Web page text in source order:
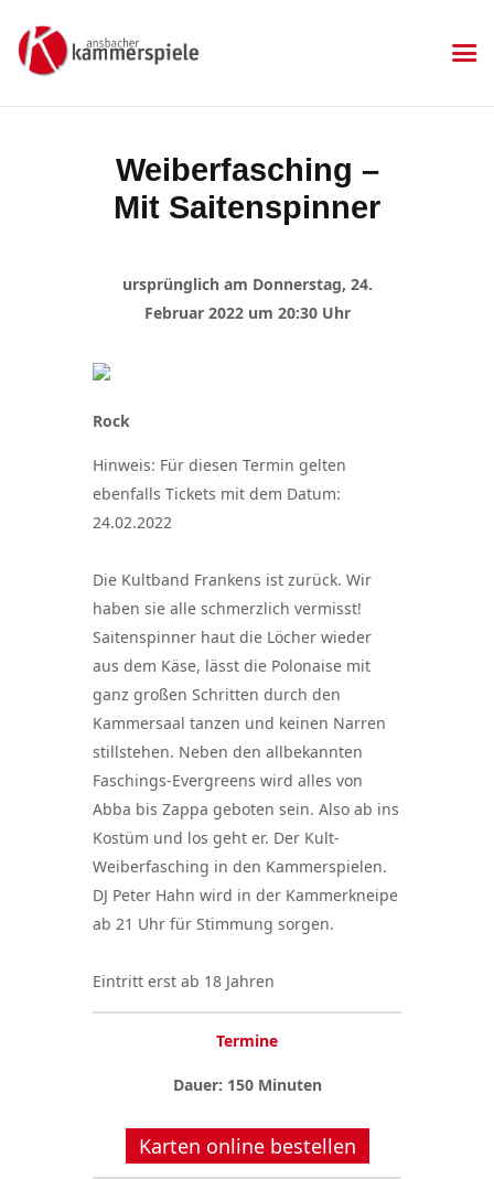
Weiberfasching –
Mit Saitenspinner
KAMMERSPIELE
Aktuelles
Kartenkauf
Mitgliedschaft
Gastronomie
ursprünglich am Donnerstag, 24.
Februar 2022 um 20:30 Uhr
Rock
Hinweis: Für diesen Termin gelten
ebenfalls Tickets mit dem Datum:
24.02.2022
Die Kultband Frankens ist zurück. Wir
haben sie alle schmerzlich vermisst!
Saitenspinner haut die Löcher wieder
aus dem Käse, lässt die Polonaise mit
ganz großen Schritten durch den
Kammersaal tanzen und keinen Narren
stillstehen. Neben den allbekannten
Faschings-Evergreens wird alles von
Abba bis Zappa geboten sein. Also ab ins
Kostüm und los geht er. Der Kult-
Weiberfasching in den Kammerspielen.
DJ Peter Hahn wird in der Kammerkneipe
ab 21 Uhr für Stimmung sorgen.
Eintritt erst ab 18 Jahren
Termine
Dauer: 150 Minuten
Karten online bestellen